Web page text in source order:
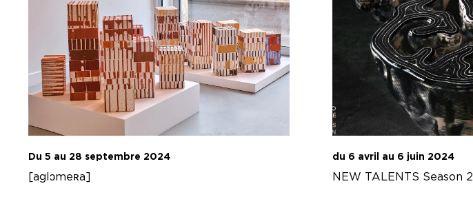
Du 5 au 28 septembre 2024
[aglɔmeʀa]
du 6 avril au 6 juin 2024
NEW TALENTS Season 2